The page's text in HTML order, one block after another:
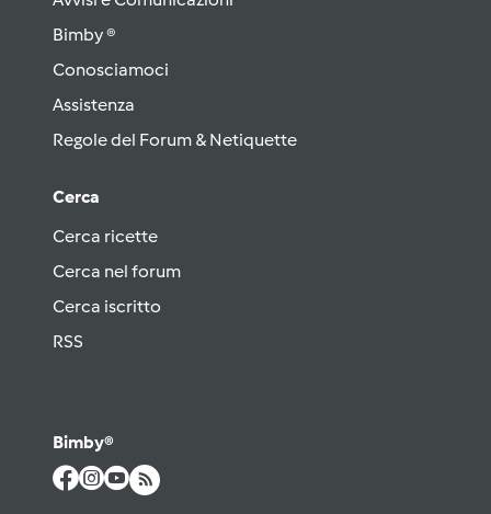
Bimby ®
Conosciamoci
Assistenza
Regole del Forum & Netiquette
Cerca
Cerca ricette
Cerca nel forum
Cerca iscritto
RSS
Bimby®